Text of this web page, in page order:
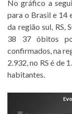
No gráfico a
para o Brasil e 14
da região sul, RS,
38 37 óbitos
confirmados, na
2.932, no RS é de
habitantes.